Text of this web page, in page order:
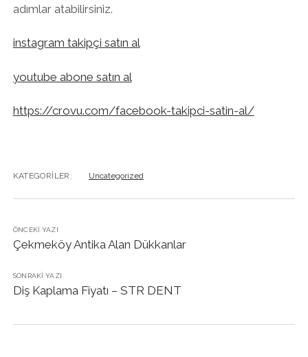
adımlar atabilirsiniz.
instagram takipçi satın al
youtube abone satın al
https://crovu.com/facebook-takipci-satin-al/
KATEGORILER: Uncategorized
ÖNCEKI YAZI
Çekmeköy Antika Alan Dükkanlar
SONRAKI YAZI
Diş Kaplama Fiyatı – STR DENT